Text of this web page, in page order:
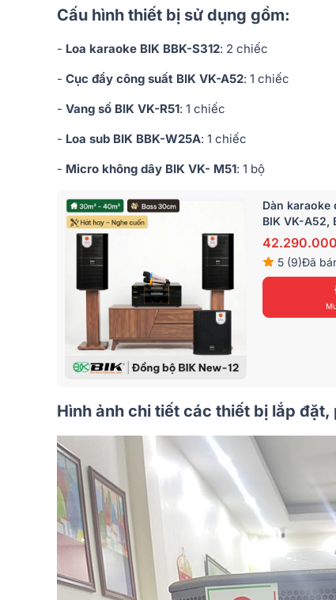
Cấu hình thiết bị sử dụng gồm:
- Loa karaoke BIK BBK-S312: 2 chiếc
- Cục đẩy công suất BIK VK-A52: 1 chiếc
- Vang số BIK VK-R51: 1 chiếc
- Loa sub BIK BBK-W25A: 1 chiếc
- Micro không dây BIK VK- M51: 1 bộ
Dàn karaoke
BIK VK-A52,
5 (9)Đã
Hình ảnh chi tiết các thiết bị lắp đặt,